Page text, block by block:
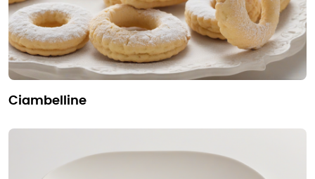
ciambelline